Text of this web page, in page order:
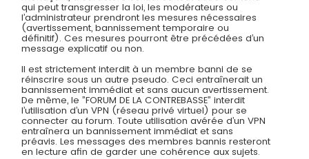
qui peut transgresser la loi, les modérateurs ou
l’administrateur prendront les mesures nécessaires
(avertissement, bannissement temporaire ou
définitif). Ces mesures pourront être précédées d’un
message explicatif ou non.
Il est strictement interdit à un membre banni de se
réinscrire sous un autre pseudo. Ceci entraînerait un
bannissement immédiat et sans aucun avertissement.
De même, le ”FORUM DE LA CONTREBASSE” interdit
l’utilisation d’un VPN (réseau privé virtuel) pour se
connecter au forum. Toute utilisation avérée d’un VPN
entraînera un bannissement immédiat et sans
préavis. Les messages des membres bannis resteront
en lecture afin de garder une cohérence aux sujets.